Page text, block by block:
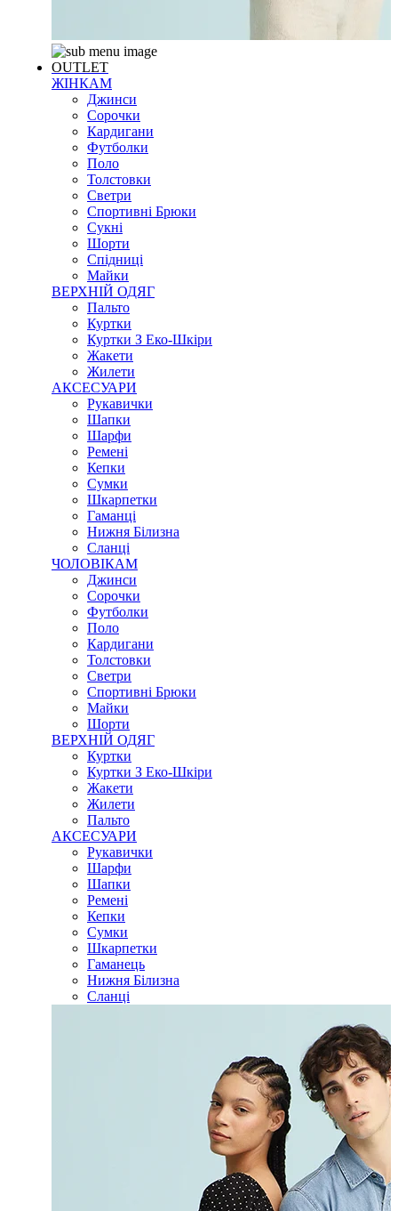
OUTLET
ЖІНКАМ
Джинси
Сорочки
Кардигани
Футболки
Поло
Толстовки
Светри
Спортивні Брюки
Сукні
Шорти
Спідниці
Майки
ВЕРХНІЙ ОДЯГ
Пальто
Куртки
Куртки З Еко-Шкіри
Жакети
Жилети
АКСЕСУАРИ
Рукавички
Шапки
Шарфи
Ремені
Кепки
Сумки
Шкарпетки
Гаманці
Нижня Білизна
Сланці
ЧОЛОВІКАМ
Джинси
Сорочки
Футболки
Поло
Кардигани
Толстовки
Светри
Спортивні Брюки
Майки
Шорти
ВЕРХНІЙ ОДЯГ
Куртки
Куртки З Еко-Шкіри
Жакети
Жилети
Пальто
АКСЕСУАРИ
Рукавички
Шарфи
Шапки
Ремені
Кепки
Сумки
Шкарпетки
Гаманець
Нижня Білизна
Сланці